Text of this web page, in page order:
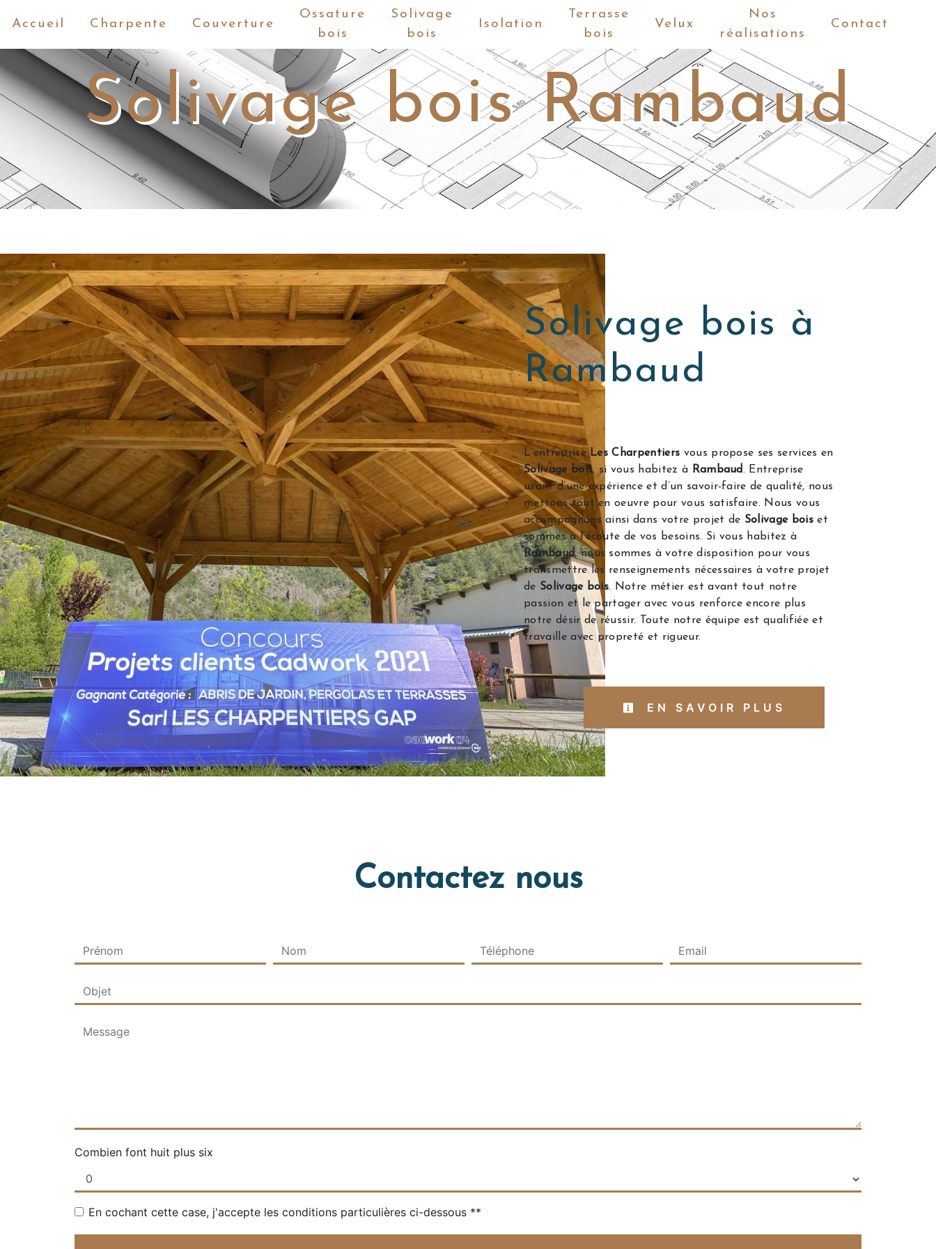
Accueil Charpente Couverture
Ossature
bois
Solivage
bois
Isolation
Terrasse
bois
Velux
Nos
réalisations
Contact
Solivage bois Rambaud
Solivage bois à
Rambaud
L’entrepriseLes Charpentiers vous propose ses services en
Solivage bois, si vous habitez à Rambaud. Entreprise
usant d’une expérience et d’un savoir-faire de qualité, nous
mettons tout en oeuvre pour vous satisfaire. Nous vous
accompagnons ainsi dans votre projet de Solivage boiset
sommes à l’écoute de vos besoins. Si vous habitez à
Rambaud, nous sommes à votre disposition pour vous
transmettre les renseignements nécessaires à votre projet
de Solivage bois. Notre métier est avant tout notre
passion et le partager avec vous renforce encore plus
notre désir de réussir. Toute notre équipe est qualifiée et
travaille avec propreté et rigueur.
EN SAVOIR PLUS
Contactez nous
Combien font huit plus six
En cochant cette case, j'accepte les conditions particulières ci-dessous **